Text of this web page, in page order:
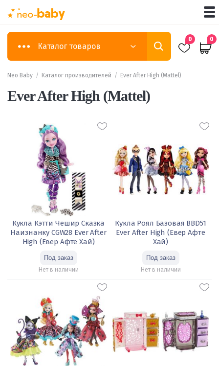
Каталог товаров
0 0
Neo Baby / Каталог производителей / Ever After High (Mattel)
Ever After High (Mattel)
Кукла Кэтти Чешир Сказка
Наизнанку CGW28 Ever After
High (Евер Афте Хай)
Нет в наличии
Кукла Роял Базовая BBD51
Ever After High (Евер Афте
Хай)
Нет в наличии